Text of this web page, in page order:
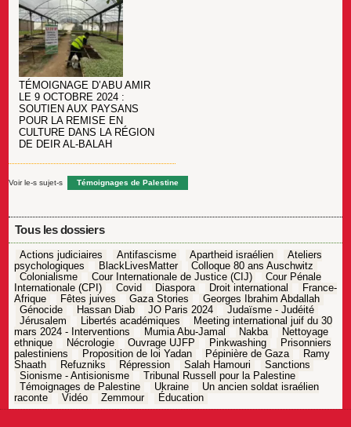
TÉMOIGNAGE D’ABU AMIR
LE 9 OCTOBRE 2024 :
SOUTIEN AUX PAYSANS
POUR LA REMISE EN
CULTURE DANS LA RÉGION
DE DEIR AL-BALAH
Voir le-s sujet-s Témoignages de Palestine
Tous les dossiers
Actions judiciaires Antifascisme Apartheid israélien
Ateliers
psychologiques
BlackLivesMatter
Colloque 80 ans Auschwitz
Colonialisme
Cour Internationale de Justice (CIJ)
Cour Pénale
Internationale (CPI)
Covid Diaspora Droit international
France-
Afrique
Fêtes juives Gaza Stories
Georges Ibrahim Abdallah
Génocide
Hassan Diab JO Paris 2024
Judaïsme - Judéité
Jérusalem
Libertés académiques
Meeting international juif du 30
mars 2024 - Interventions
Mumia Abu-Jamal Nakba
Nettoyage
ethnique
Nécrologie Ouvrage UJFP Pinkwashing
Prisonniers
palestiniens
Proposition de loi Yadan Pépinière de Gaza
Ramy
Shaath
Refuzniks Répression Salah Hamouri
Sanctions
Sionisme - Antisionisme
Tribunal Russell pour la Palestine
Témoignages de Palestine
Ukraine
Un ancien soldat israélien
raconte
Vidéo Zemmour Éducation
Navigation